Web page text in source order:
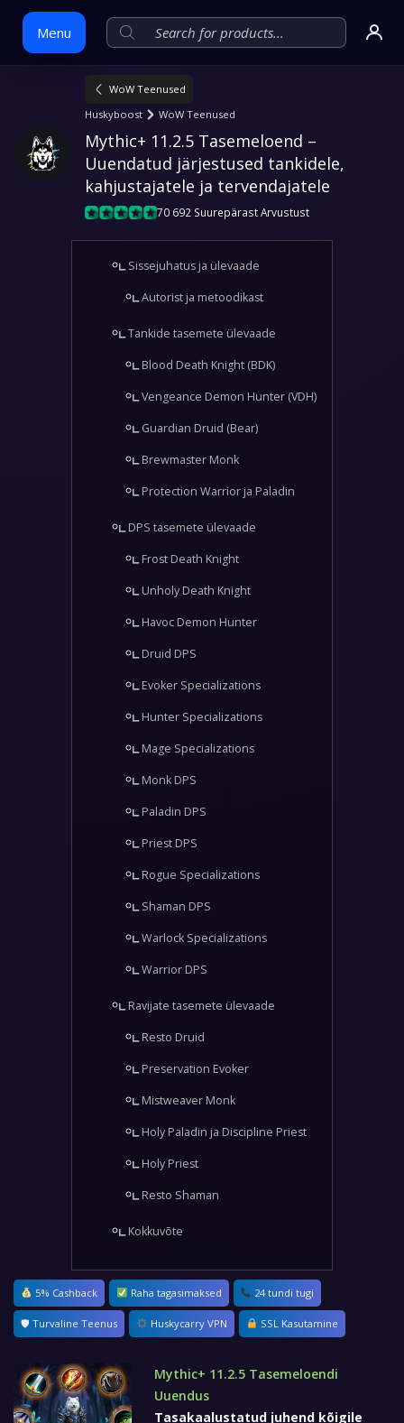
Menu
content
WoW Teenused
Huskyboost
WoW Teenused
Mythic+ 11.2.5 Tasemeloend –
Uuendatud järjestused tankidele,
kahjustajatele ja tervendajatele
70 692 Suurepärast Arvustust
Sissejuhatus ja ülevaade
Autorist ja metoodikast
Tankide tasemete ülevaade
Blood Death Knight (BDK)
Vengeance Demon Hunter (VDH)
Guardian Druid (Bear)
Brewmaster Monk
Protection Warrior ja Paladin
DPS tasemete ülevaade
Frost Death Knight
Unholy Death Knight
Havoc Demon Hunter
Druid DPS
Evoker Specializations
Hunter Specializations
Mage Specializations
Monk DPS
Paladin DPS
Priest DPS
Rogue Specializations
Shaman DPS
Warlock Specializations
Warrior DPS
Ravijate tasemete ülevaade
Resto Druid
Preservation Evoker
Mistweaver Monk
Holy Paladin ja Discipline Priest
Holy Priest
Resto Shaman
Kokkuvõte
5% Cashback Raha tagasimaksed 24 tundi tugi
🛡 Turvaline Teenus Huskycarry VPN SSL Kasutamine
Mythic+ 11.2.5 Tasemeloendi
Uuendus
Tasakaalustatud juhend kõigile